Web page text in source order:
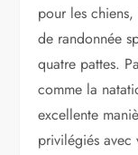
pour les chiens,
de randonnée
quatre pattes.
comme la
excellente
privilégiés